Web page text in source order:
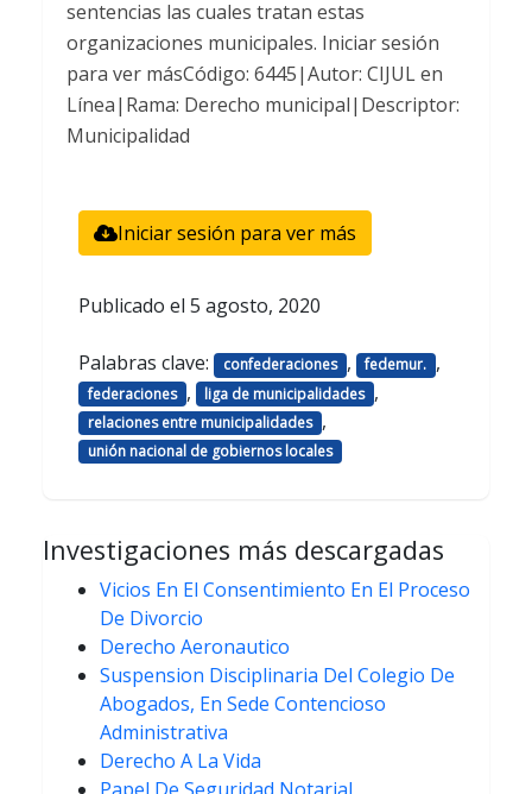
sentencias las cuales tratan estas
organizaciones municipales. Iniciar sesión
para ver másCódigo: 6445|Autor: CIJUL en
Línea|Rama: Derecho municipal|Descriptor:
Municipalidad
Iniciar sesión para ver más
Publicado el 5 agosto, 2020
Palabras clave: confederaciones , fedemur. ,
federaciones , liga de municipalidades ,
relaciones entre municipalidades ,
unión nacional de gobiernos locales
Investigaciones más descargadas
Vicios En El Consentimiento En El Proceso
De Divorcio
Derecho Aeronautico
Suspension Disciplinaria Del Colegio De
Abogados, En Sede Contencioso
Administrativa
Derecho A La Vida